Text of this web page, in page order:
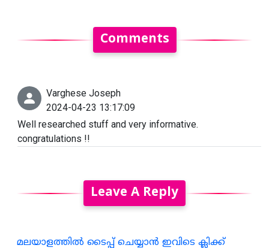
Comments
Varghese Joseph
2024-04-23 13:17:09
Well researched stuff and very informative.
congratulations !!
Leave A Reply
മലയാളത്തില്‍ ടൈപ്പ് ചെയ്യാന്‍ ഇവിടെ ക്ലിക്ക്